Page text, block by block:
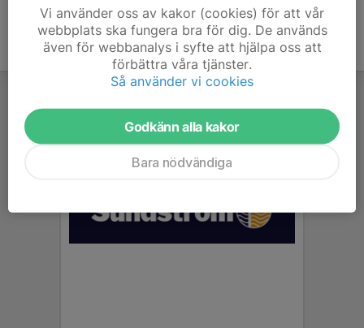
Vi använder oss av kakor (cookies) för att vår
webbplats ska fungera bra för dig. De används
även för webbanalys i syfte att hjälpa oss att
förbättra våra tjänster.
Så använder vi cookies
Godkänn alla kakor
Bara nödvändiga